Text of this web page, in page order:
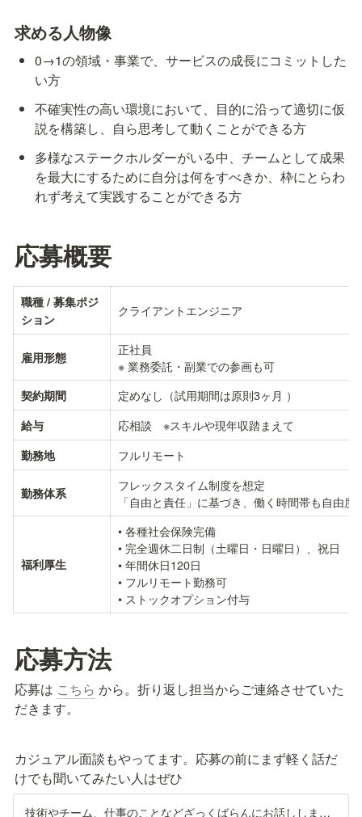
求める人物像
0→1の領域・事業で、サービスの成長にコミットした
い方
不確実性の高い環境において、目的に沿って適切に仮
説を構築し、自ら思考して動くことができる方
多様なステークホルダーがいる中、チームとして成果
を最大にするために自分は何をすべきか、枠にとらわ
れず考えて実践することができる方
応募概要
職種 / 募集ポジ
ション
クライアントエンジニア
雇用形態
正社員
※ 業務委託・副業での参画も可
契約期間 定めなし（試用期間は原則3ヶ月 ）
給与 応相談　※スキルや現年収踏まえて
勤務地 フルリモート
勤務体系
フレックスタイム制度を想定
「自由と責任」に基づき、働く時間帯も自由
福利厚生
• 各種社会保険完備
• 完全週休二日制（土曜日・日曜日）、祝日
• 年間休日120日
• フルリモート勤務可
• ストックオプション付与
応募方法
応募は こちら から。折り返し担当からご連絡させていた
だきます。
カジュアル面談もやってます。応募の前にまず軽く話だ
けでも聞いてみたい人はぜひ
技術やチーム、仕事のことなどざっくばらんにお話ししましょう！